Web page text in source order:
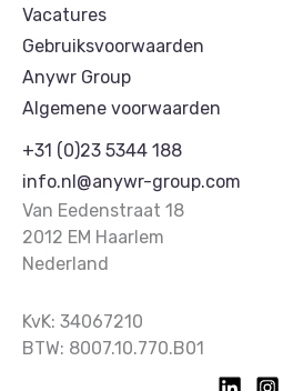
Vacatures
Gebruiksvoorwaarden
Anywr Group
Algemene voorwaarden
+31 (0)23 5344 188
info.nl@anywr-group.com
Van Eedenstraat 18
2012 EM Haarlem
Nederland
KvK: 34067210
BTW: 8007.10.770.B01